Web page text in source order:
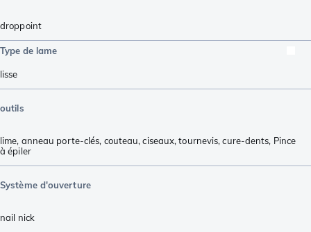
droppoint
Type de lame
lisse
outils
lime, anneau porte-clés, couteau,ciseaux,tournevis,cure-dents, Pince
à épiler
Système d'ouverture
nail nick